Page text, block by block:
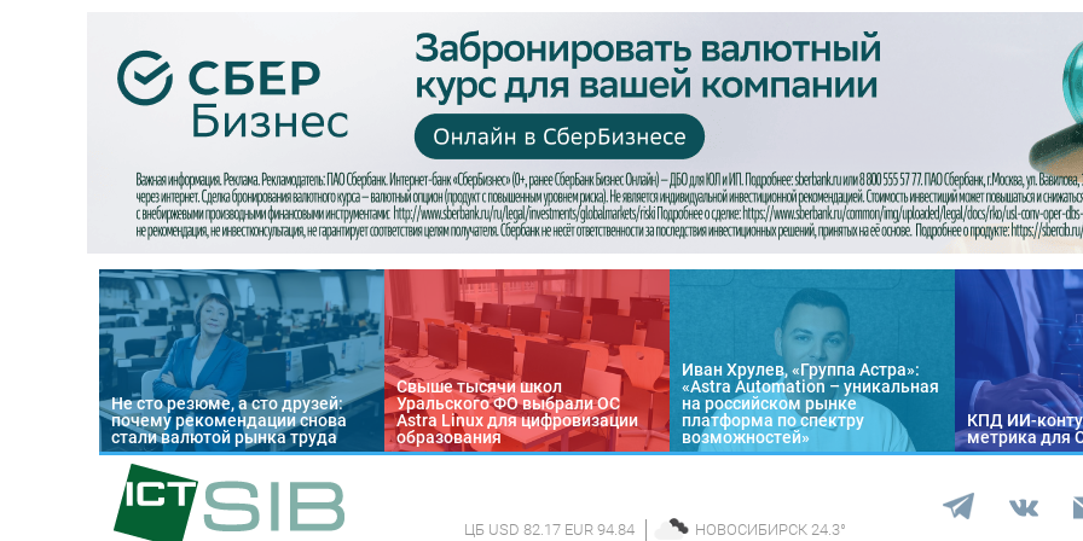
Не сто резюме, а сто друзей:
почему рекомендации снова
стали валютой рынка труда
Свыше тысячи школ
Уральского ФО выбрали ОС
Astra Linux для цифровизации
образования
Иван Хрулев, «Группа Астра»:
«Astra Automation – уникальная
на российском рынке
платформа по спектру
возможностей»
КПД ИИ-
метрика для
ЦБ USD 82.17 EUR 94.84 НОВОСИБИРСК 24.3°